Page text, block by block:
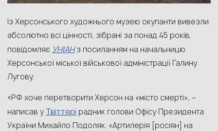
Із Херсонського художнього музею окупанти вивезли
абсолютно всі цінності, зібрані за понад 45 років,
повідомляє УНІАНз посиланням на начальницю
Херсонської міської військової адміністрації Галину
Лугову.
«РФ хоче перетворити Херсон на «місто смерті», –
написав уТвіттері радник голови Офісу Президента
України Михайло Подоляк. «Артилерія [росіян] на